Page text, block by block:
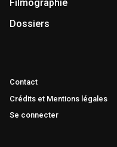
Filmographie
Dossiers
Contact
Crédits et Mentions légales
Se connecter